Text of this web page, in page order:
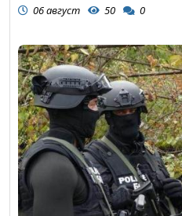
06 август 50 0